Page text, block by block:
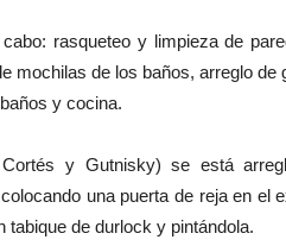
rasqueteo y limpieza de
mochilas de los baños, arreglo de
y cocina.
y Gutnisky) se está
una puerta de reja en el
tabique de durlock y pintándola.